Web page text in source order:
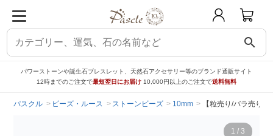
search
パワーストーンや誕生石ブレスレット、天然石アクセサリー等のブランド通販サイト
12時までのご注文で最短翌日にお届け 10,000円以上のご注文で送料無料
パスクル ビーズ・ルース ストーンビーズ 10mm 【粒売り/バラ売り
1 / 3